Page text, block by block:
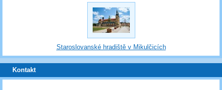
Staroslovanské hradiště v Mikulčicích
Kontakt